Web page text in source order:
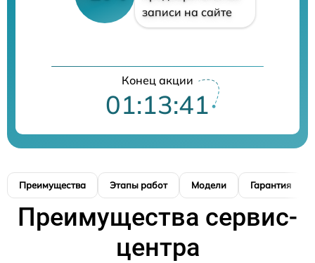
записи на сайте
Конец акции
01:13:40
Преимущества Этапы работ Модели Гарантия
Преимущества сервис-
центра